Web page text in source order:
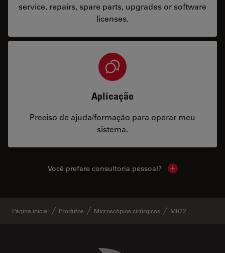
service, repairs, spare parts, upgrades or software
licenses.
Aplicação
Preciso de ajuda/formação para operar meu
sistema.
Você prefere consultoria pessoal? Show local
Página inicial Produtos Microscópios cirúrgicos M822